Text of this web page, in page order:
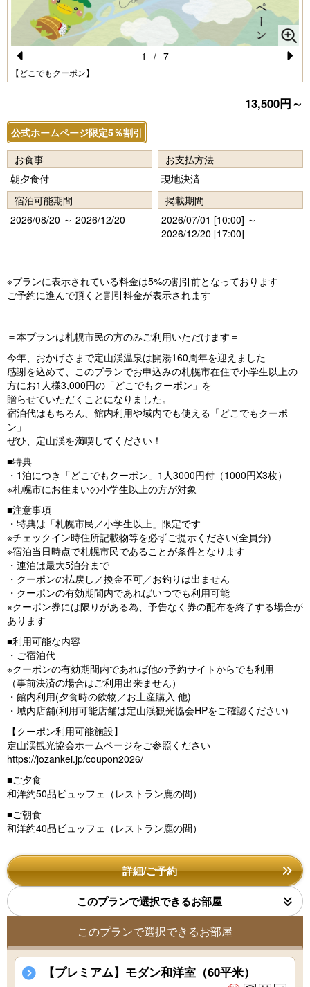
Pr
o
u
s
【どこでもクーポン】
e
xt
1 / 7
13,500円～
公式ホームページ限定5％割引
お食事
朝夕食付
お支払方法
現地決済
宿泊可能期間
2026/08/20 ～ 2026/12/20
掲載期間
2026/07/01 [10:00] ～
2026/12/20 [17:00]
※プランに表示されている料金は5%の割引前となっております
ご予約に進んで頂くと割引料金が表示されます
＝本プランは札幌市民の方のみご利用いただけます＝
今年、おかげさまで定山渓温泉は開湯160周年を迎えました
感謝を込めて、このプランでお申込みの札幌市在住で小学生以上の
方にお1人様3,000円の「どこでもクーポン」を
贈らせていただくことになりました。
宿泊代はもちろん、館内利用や域内でも使える「どこでもクーポ
ン」
ぜひ、定山渓を満喫してください！
■特典
・1泊につき「どこでもクーポン」1人3000円付（1000円X3枚）
※札幌市にお住まいの小学生以上の方が対象
■注意事項
・特典は「札幌市民／小学生以上」限定です
※チェックイン時住所記載物等を必ずご提示ください(全員分)
※宿泊当日時点で札幌市民であることが条件となります
・連泊は最大5泊分まで
・クーポンの払戻し／換金不可／お釣りは出ません
・クーポンの有効期間内であればいつでも利用可能
※クーポン券には限りがある為、予告なく券の配布を終了する場合が
あります
■利用可能な内容
・ご宿泊代
※クーポンの有効期間内であれば他の予約サイトからでも利用
（事前決済の場合はご利用出来ません）
・館内利用(夕食時の飲物／お土産購入 他)
・域内店舗(利用可能店舗は定山渓観光協会HPをご確認ください)
【クーポン利用可能施設】
定山渓観光協会ホームページをご参照ください
https://jozankei.jp/coupon2026/
■ご夕食
和洋約50品ビュッフェ（レストラン鹿の間）
■ご朝食
和洋約40品ビュッフェ（レストラン鹿の間）
詳細/ご予約
このプランで選択できるお部屋
このプランで選択できるお部屋
【プレミアム】モダン和洋室（60平米）